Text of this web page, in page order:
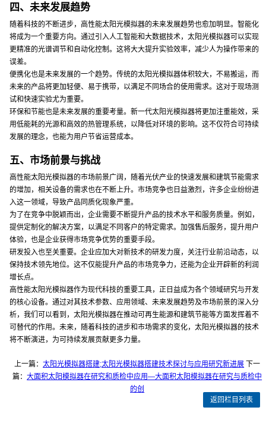
四、未来发展趋势
随着科技的不断进步，高性能太阳光模拟器的未来发展趋势也愈加明显。智能化
将成为一个重要方向。通过引入人工智能和大数据技术，太阳光模拟器可以实现
更精准的光谱调节和自动化控制。这将大大提升实验效率，减少人为操作带来的
误差。
便携化也是未来发展的一个趋势。传统的太阳光模拟器体积较大，不易搬运，而
未来的产品将更加轻便、易于携带，以满足不同场合的使用需求。这对于现场测
试和快速实验尤为重要。
环保和节能也是未来发展的重要考量。新一代太阳光模拟器将更加注重能效，采
用低能耗的光源和高效的热管理系统，以降低对环境的影响。这不仅符合可持续
发展的理念，也能为用户节省运营成本。
五、市场前景与挑战
高性能太阳光模拟器的市场前景广阔，随着光伏产业的快速发展和建筑节能需求
的增加，相关设备的需求也在不断上升。市场竞争也日益激烈，许多企业纷纷进
入这一领域，导致产品同质化现象严重。
为了在竞争中脱颖而出，企业需要不断提升产品的技术水平和服务质量。例如，
提供定制化的解决方案，以满足不同客户的特定需求。加强售后服务，提升用户
体验，也是企业获得市场竞争优势的重要手段。
研发投入也至关重要。企业应加大对新技术的研发力度，关注行业前沿动态，以
保持技术领先地位。这不仅能提升产品的市场竞争力，还能为企业开辟新的利润
增长点。
高性能太阳光模拟器作为现代科技的重要工具，正日益成为各个领域研究与开发
的核心设备。通过对其技术参数、应用领域、未来发展趋势及市场前景的深入分
析，我们可以看到，太阳光模拟器在推动可再生能源和建筑节能等方面发挥着不
可替代的作用。未来，随着科技的进步和市场需求的变化，太阳光模拟器的技术
将不断演进，为可持续发展贡献更多力量。
上一篇：太阳光模拟器搭建;太阳光模拟器搭建技术探讨与应用研究新进展 下一
篇：大面积太阳模拟器在研究和质检中应用—大面积太阳模拟器在研究与质检中
的创
返回栏目列表